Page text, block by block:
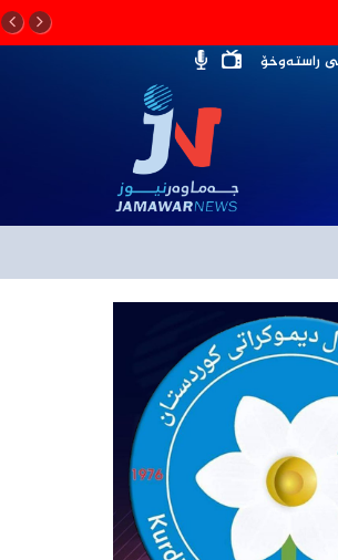
راستەوخۆ